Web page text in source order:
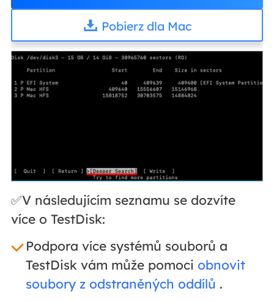
Pobierz dla Mac
✅V následujícím seznamu se dozvíte
více o TestDisk:
Podpora více systémů souborů a
TestDisk vám může pomoci obnovit
soubory z odstraněných oddílů .